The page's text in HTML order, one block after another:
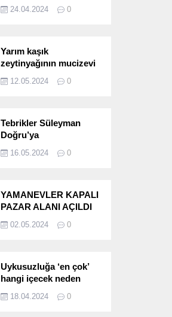
Seçimlerini
24.04.2024 0
Yarım kaşık
zeytinyağının mucizevi
12.05.2024 0
Tebrikler Süleyman
Doğru’ya
16.05.2024 0
YAMANEVLER KAPALI
PAZAR ALANI AÇILDI
02.05.2024 0
Uykusuzluğa ‘en çok’
hangi içecek neden
18.04.2024 0